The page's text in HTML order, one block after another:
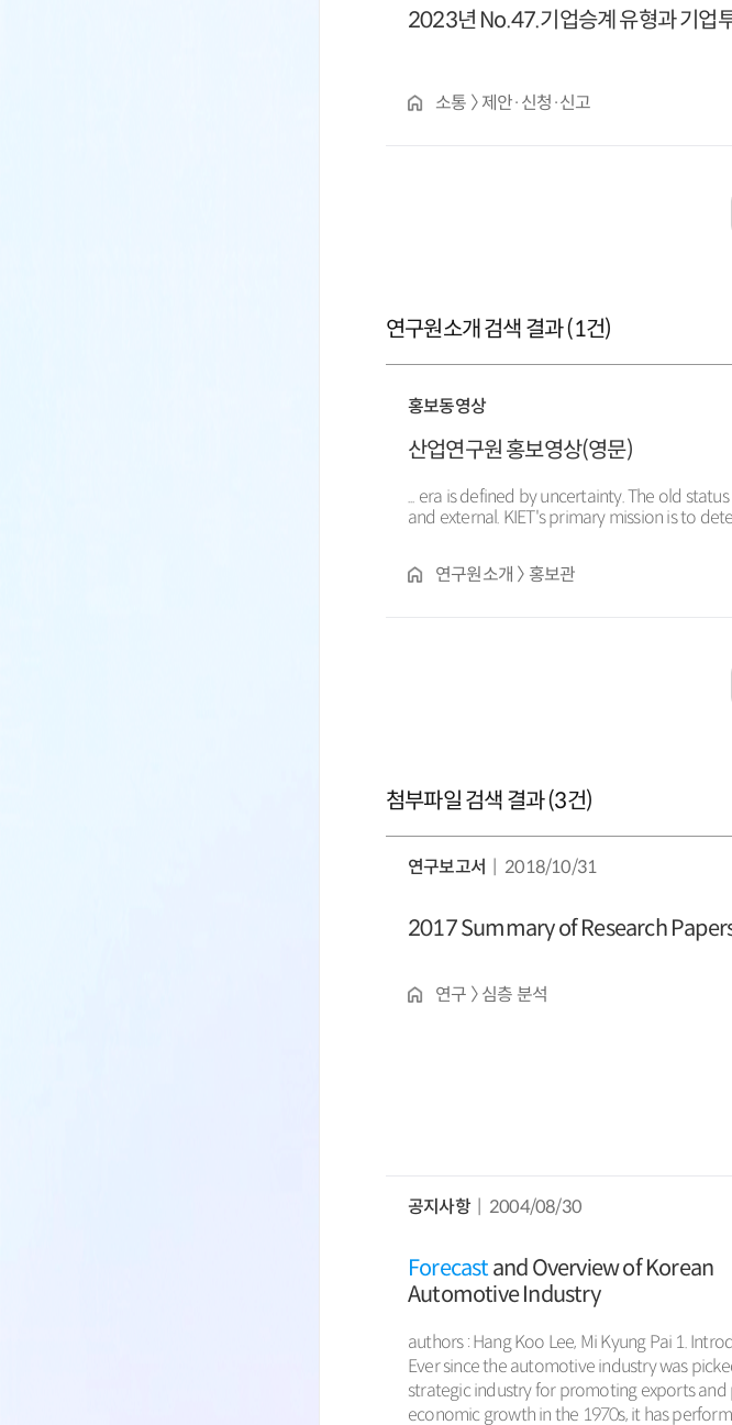
2023년 No.47.기업승계 유형과 기업
소통 〉 제안·신청·신고
연구원소개 검색 결과 (1건)
홍보동영상
산업연구원 홍보영상(영문)
... era is defined by uncertainty. The old
and external. KIET's primary mission is to
연구원소개 〉 홍보관
첨부파일 검색 결과 (3건)
연구보고서 2018/10/31
2017 Summary of Research
연구 〉 심층 분석
공지사항 2004/08/30
Forecastand Overview of Korean
Automotive Industry
authors : Hang Koo Lee, Mi Kyung Pai 1. Introduction
Ever since the automotive industry was
strategic industry for promoting exports and
economic growth in the 1970s, it has